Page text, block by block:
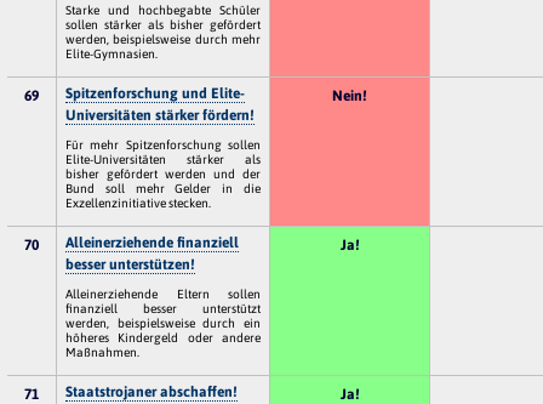
Starke und hochbegabte Schüler
sollen stärker als bisher gefördert
werden, beispielsweise durch mehr
Elite-Gymnasien.
69
Spitzenforschung und Elite-
Universitäten stärker fördern!
Für mehr Spitzenforschung sollen
Elite-Universitäten stärker als
bisher gefördert werden und der
Bund soll mehr Gelder in die
Exzellenzinitiative stecken.
Nein!
70
Alleinerziehende finanziell
besser unterstützen!
Alleinerziehende Eltern sollen
finanziell besser unterstützt
werden, beispielsweise durch ein
höheres Kindergeld oder andere
Maßnahmen.
Ja!
71 Staatstrojaner abschaffen! Ja!